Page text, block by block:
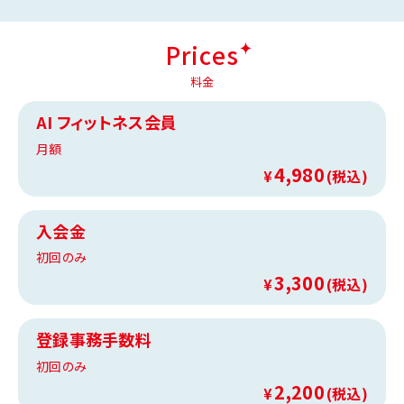
Prices
料金
AI フィットネス会員
月額
¥4,980(税込)
入会金
初回のみ
¥3,300(税込)
登録事務手数料
初回のみ
¥2,200(税込)